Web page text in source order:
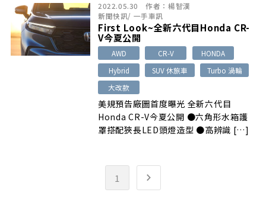
2022.05.30 作者： 楊智漢
新聞快訊/ 一手車訊
First Look~全新六代目Honda CR-
V今夏公開
AWD CR-V
HONDA
Hybrid
SUV 休旅車
Turbo 渦輪
大改款
美規預告廠圖首度曝光 全新六代目
Honda CR-V今夏公開 ●六角形水箱護
罩搭配狹長LED頭燈造型 ●高辨識 […]
1